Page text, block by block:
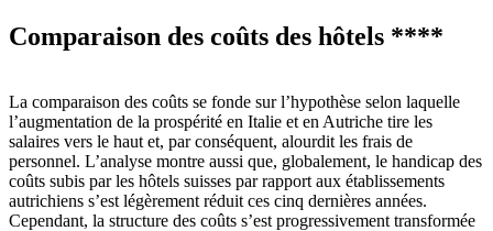
Comparaison des coûts des hôtels ****
La comparaison des coûts se fonde sur l’hypothèse selon laquelle
l’augmentation de la prospérité en Italie et en Autriche tire les
salaires vers le haut et, par conséquent, alourdit les frais de
personnel. L’analyse montre aussi que, globalement, le handicap des
coûts subis par les hôtels suisses par rapport aux établissements
autrichiens s’est légèrement réduit ces cinq dernières années.
Cependant, la structure des coûts s’est progressivement transformée